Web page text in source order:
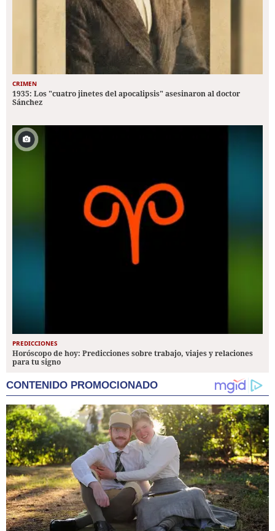
CRIMEN
1935: Los "cuatro jinetes del apocalipsis" asesinaron al doctor
Sánchez
PREDICCIONES
Horóscopo de hoy: Predicciones sobre trabajo, viajes y relaciones
para tu signo
CONTENIDO PROMOCIONADO